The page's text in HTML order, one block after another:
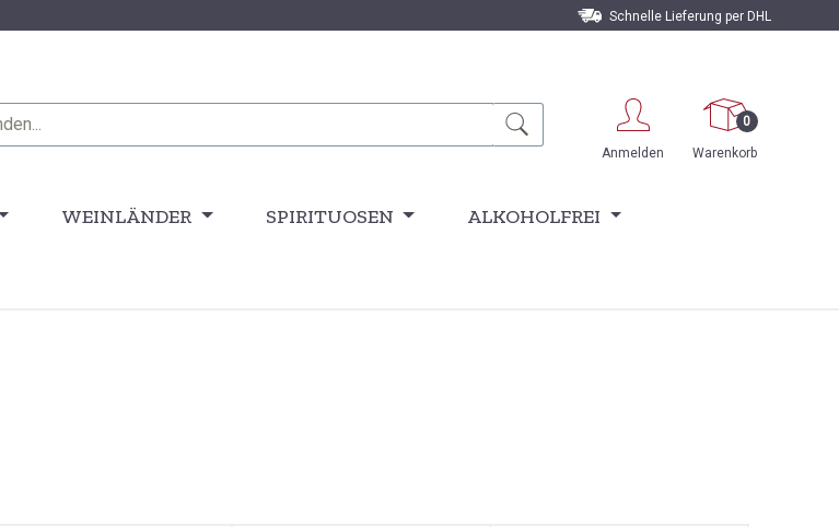
Schnelle Lieferung per DHL
Anmelden
0
Warenkorb
WEINLÄNDER SPIRITUOSEN ALKOHOLFREI